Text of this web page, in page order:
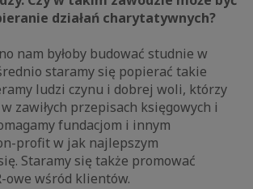
działań charytatywnych?
nam byłoby budować studnie w
staramy się popierać takie
ludzi czynu i dobrej woli, którzy
zawiłych przepisach księgowych i
fundacjom i innym
profit w jak najlepszym
Staramy się także promować
owe wśród klientów.